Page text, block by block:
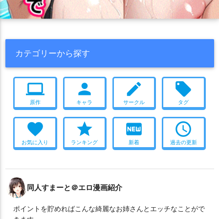
カテゴリーから探す
computer
原作
person
キャラ
create
サークル
local_offer
タグ
favorite
お気に入り
star
ランキング
fiber_new
新着
access_time
過去の更新
同人すまーと＠エロ漫画紹介
ポイントを貯めればこんな綺麗なお姉さんとエッチなことがで